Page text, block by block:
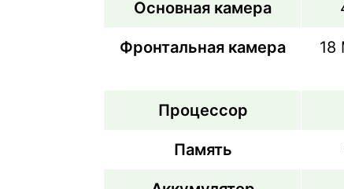
Основная камера
Фронтальная камера
18
Процессор
Память